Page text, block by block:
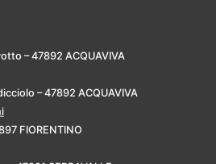
– 47892 ACQUAVIVA
– 47892 ACQUAVIVA
FIORENTINO